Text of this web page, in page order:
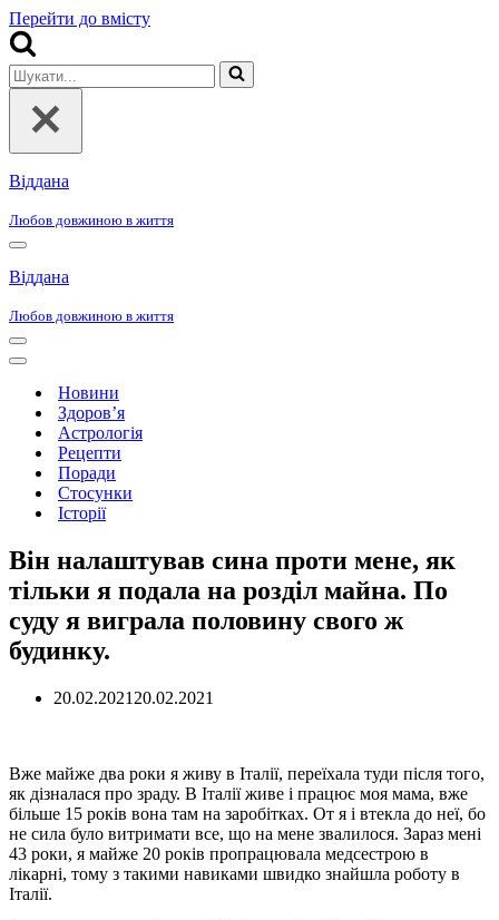
Перейти до вмісту
Шукати...
Віддана
Любов довжиною в життя
Меню
навігації
Віддана
Любов довжиною в життя
Меню
навігації
Меню
навігаціїНовини
Здоров’я
Астрологія
Рецепти
Поради
Стосунки
Історії
Він налаштував сина проти мене, як
тільки я подала на розділ майна. По
суду я виграла половину свого ж
будинку.
20.02.2021 20.02.2021
Вже майже два роки я живу в Італії, переїхала туди після того,
як дізналася про зраду. В Італії живе і працює моя мама, вже
більше 15 років вона там на заробітках. От я і втекла до неї, бо
не сила було витримати все, що на мене звалилося. Зараз мені
43 роки, я майже 20 років пропрацювала медсестрою в
лікарні, тому з такими навиками швидко знайшла роботу в
Італії.